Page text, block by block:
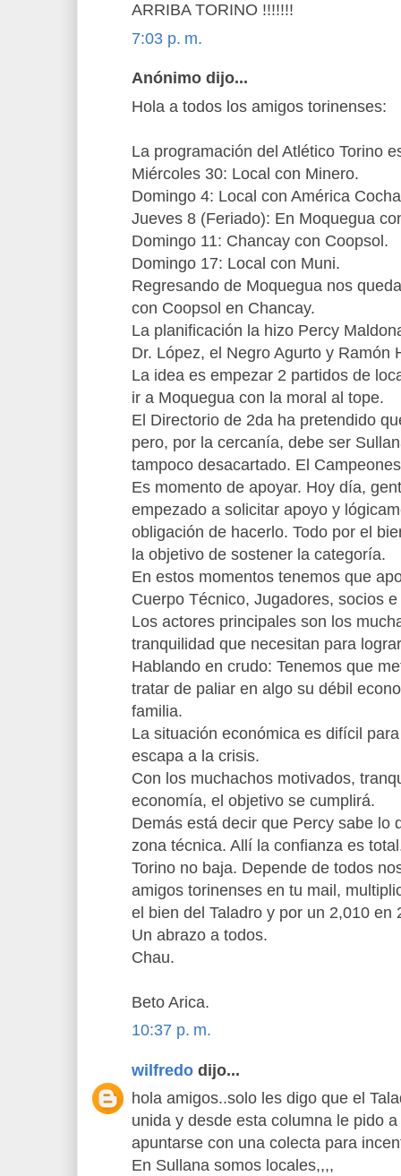
ARRIBA TORINO !!!!!!!
7:03 p. m.
Anónimo dijo...
Hola a todos los amigos torinenses:
La programación del Atlético Torino
Miércoles 30: Local con Minero.
Domingo 4: Local con América
Jueves 8 (Feriado): En Moquegua
Domingo 11: Chancay con Coopsol.
Domingo 17: Local con Muni.
Regresando de Moquegua nos
con Coopsol en Chancay.
La planificación la hizo Percy
Dr. López, el Negro Agurto y Ramón
La idea es empezar 2 partidos de
ir a Moquegua con la moral al tope.
El Directorio de 2da ha pretendido
pero, por la cercanía, debe ser
tampoco desacartado. El
Es momento de apoyar. Hoy día,
empezado a solicitar apoyo y
obligación de hacerlo. Todo por el
la objetivo de sostener la categoría.
En estos momentos tenemos que
Cuerpo Técnico, Jugadores, socios
Los actores principales son los
tranquilidad que necesitan para
Hablando en crudo: Tenemos que
tratar de paliar en algo su débil
familia.
La situación económica es difícil
escapa a la crisis.
Con los muchachos motivados,
economía, el objetivo se cumplirá.
Demás está decir que Percy sabe lo
zona técnica. Allí la confianza es
Torino no baja. Depende de todos
amigos torinenses en tu mail,
el bien del Taladro y por un 2,010 en
Un abrazo a todos.
Chau.
Beto Arica.
10:37 p. m.
wilfredo dijo...
hola amigos..solo les digo que el
unida y desde esta columna le pido
apuntarse con una colecta para
En Sullana somos locales,,,,